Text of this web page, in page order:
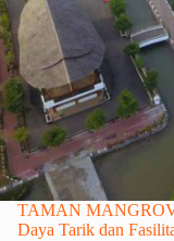
TAMAN
Daya Tarik dan